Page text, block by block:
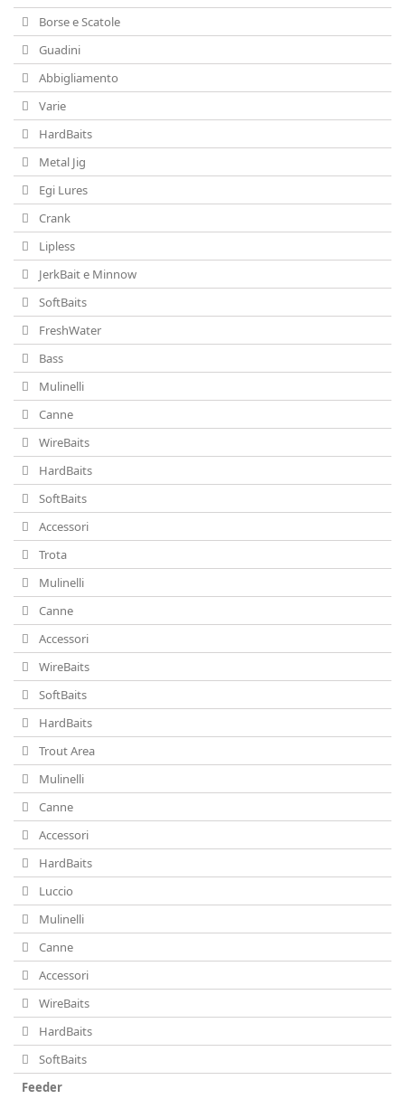
Borse e Scatole
Guadini
Abbigliamento
Varie
HardBaits
Metal Jig
Egi Lures
Crank
Lipless
JerkBait e Minnow
SoftBaits
FreshWater
Bass
Mulinelli
Canne
WireBaits
HardBaits
SoftBaits
Accessori
Trota
Mulinelli
Canne
Accessori
WireBaits
SoftBaits
HardBaits
Trout Area
Mulinelli
Canne
Accessori
HardBaits
Luccio
Mulinelli
Canne
Accessori
WireBaits
HardBaits
SoftBaits
Feeder